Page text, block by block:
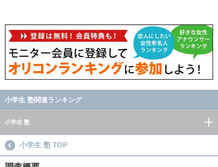
小学生 塾関連ランキング
小学生 塾
小学生 塾 TOP